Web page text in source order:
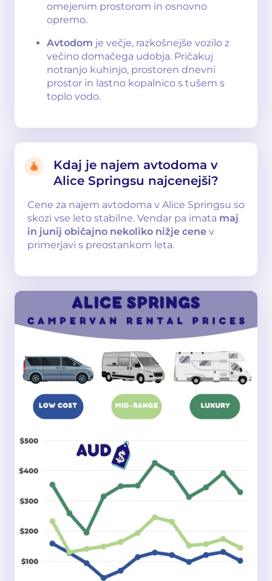
omejenim prostorom in osnovno
opremo.
Avtodom je večje, razkošnejše vozilo z
večino domačega udobja. Pričakuj
notranjo kuhinjo, prostoren dnevni
prostor in lastno kopalnico s tušem s
toplo vodo.
Kdaj je najem avtodoma v
Alice Springsu najcenejši?
Cene za najem avtodoma v Alice Springsu so
skozi vse leto stabilne. Vendar pa imata maj
in junij običajno nekoliko nižje cene v
primerjavi s preostankom leta.